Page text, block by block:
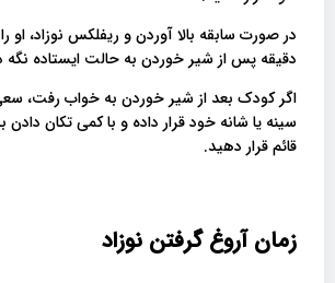
دقیقه پس از شیر خوردن به حالت ایستاده نگه
اگر کودک بعد از شیر خوردن به خواب رفت،
سینه یا شانه خود قرار داده و با کمی تکان دادن
قائم قرار دهید.
زمان آروغ گرفتن نوزاد